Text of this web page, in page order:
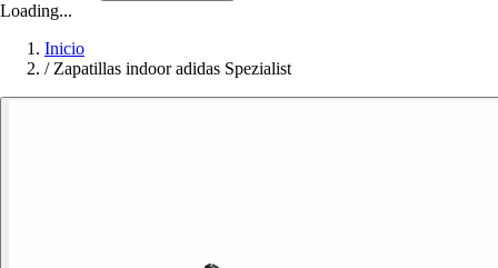
Loading...
Inicio
/ Zapatillas indoor adidas Spezialist